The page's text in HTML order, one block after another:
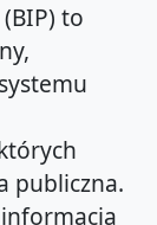
(BIP) to
publiczna.